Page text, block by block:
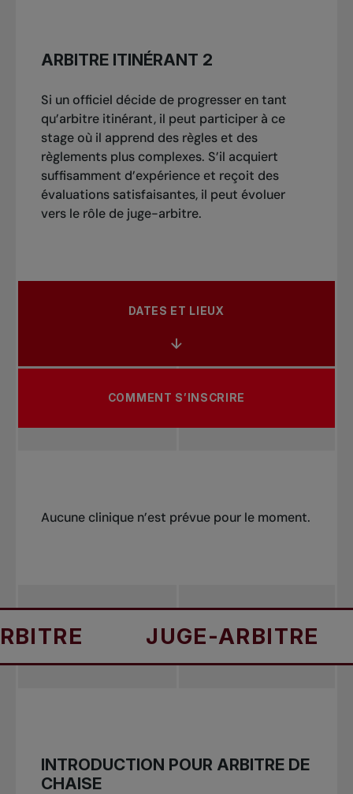
Pour vous inscrire, faites parvenir un courriel
à : officiating@tenniscanada.com.
ARBITRE ITINÉRANT 2
Si un officiel décide de progresser en tant
qu’arbitre itinérant, il peut participer à ce
stage où il apprend des règles et des
règlements plus complexes. S’il acquiert
suffisamment d’expérience et reçoit des
évaluations satisfaisantes, il peut évoluer
vers le rôle de juge-arbitre.
DATES ET LIEUX
COMMENT S’INSCRIRE
Aucune clinique n’est prévue pour le moment.
JUGE-ARBITRE
INTRODUCTION POUR ARBITRE DE
CHAISE